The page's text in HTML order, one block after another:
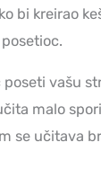
bi kreirao
vašu
malo
se učitava